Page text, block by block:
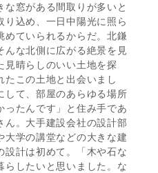
窓がある間取りが多いと
り込め、一日中陽光に照ら
めていられるからだ。北鎌
んな北側に広がる絶景を見
見晴らしのいい土地を探
たこの土地と出会いまし
して、部屋のあらゆる場所
ったんです」と住み手であ
ん。大手建設会社の設計部
大学の講堂などの大きな建
設計は初めて。「木や石な
らしたいと思いました。な